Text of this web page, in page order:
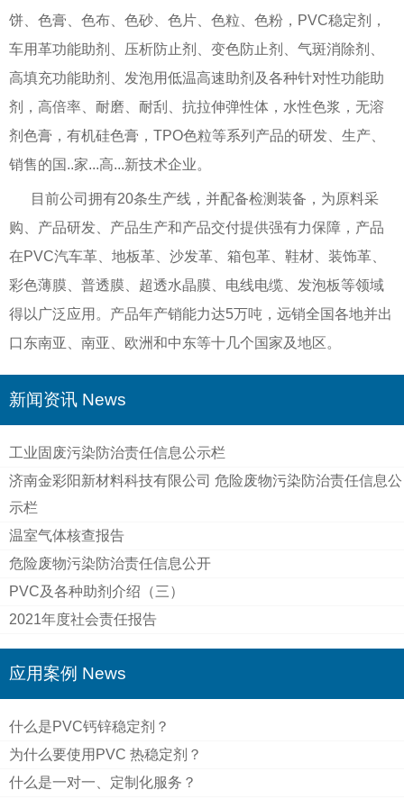
饼、色膏、色布、色砂、色片、色粒、色粉，PVC稳定剂，
车用革功能助剂、压析防止剂、变色防止剂、气斑消除剂、
高填充功能助剂、发泡用低温高速助剂及各种针对性功能助
剂，高倍率、耐磨、耐刮、抗拉伸弹性体，水性色浆，无溶
剂色膏，有机硅色膏，TPO色粒等系列产品的研发、生产、
销售的国..家...高...新技术企业。
目前公司拥有20条生产线，并配备检测装备，为原料采
购、产品研发、产品生产和产品交付提供强有力保障，产品
在PVC汽车革、地板革、沙发革、箱包革、鞋材、装饰革、
彩色薄膜、普透膜、超透水晶膜、电线电缆、发泡板等领域
得以广泛应用。产品年产销能力达5万吨，远销全国各地并出
口东南亚、南亚、欧洲和中东等十几个国家及地区。
新闻资讯 News
工业固废污染防治责任信息公示栏
济南金彩阳新材料科技有限公司 危险废物污染防治责任信息公
示栏
温室气体核查报告
危险废物污染防治责任信息公开
PVC及各种助剂介绍（三）
2021年度社会责任报告
应用案例 News
什么是PVC钙锌稳定剂？
为什么要使用PVC 热稳定剂？
什么是一对一、定制化服务？